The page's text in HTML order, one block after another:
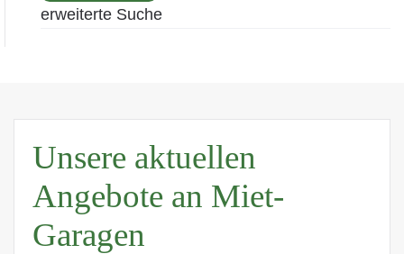
erweiterte Suche
Unsere aktuellen
Angebote an Miet-
Garagen